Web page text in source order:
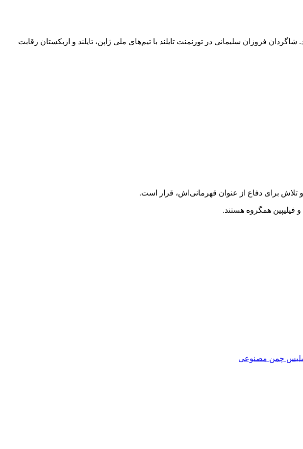
فروزان سلیمانی در تورنمنت تایلند با تیم‌های ملی ژاپن، تایلند و ازبکستان رقابت
تلاش برای دفاع از عنوان قهرمانی‌اش، قرار است.
چمن مصنوعی